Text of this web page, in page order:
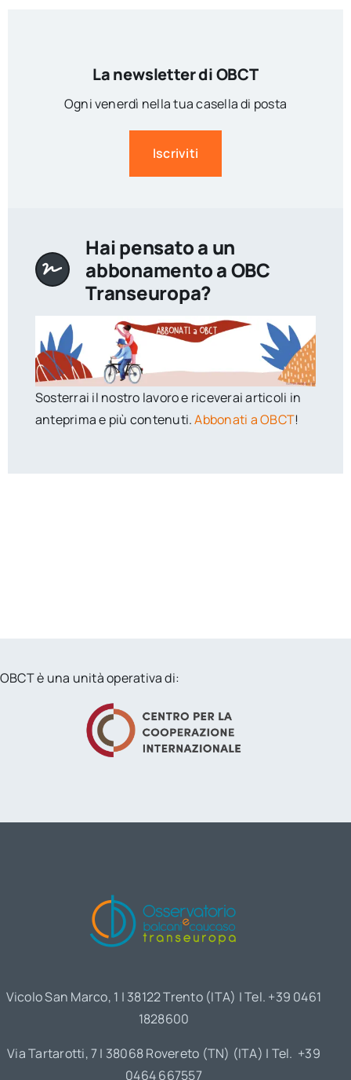
La newsletter di OBCT
Ogni venerdì nella tua casella di posta
Iscriviti
Hai pensato a un
abbonamento a OBC
Transeuropa?
Sosterrai il nostro lavoro e riceverai articoli in
anteprima e più contenuti.Abbonati a OBCT!
OBCT è una unità operativa di:
Vicolo San Marco, 1 | 38122 Trento (ITA) | Tel. +39 0461
1828600
Via Tartarotti, 7 | 38068 Rovereto (TN) (ITA) | Tel. +39
0464 667557